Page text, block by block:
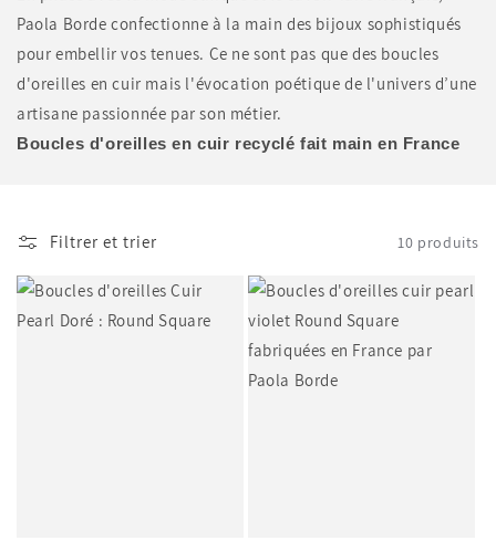
e
c
t
:
Paola Borde confectionne à la main des bijoux sophistiqués
pour embellir vos tenues. Ce ne sont pas que des boucles
d'oreilles en cuir mais l'évocation poétique de l'univers d’une
artisane passionnée par son métier.
Boucles d'oreilles en cuir recyclé fait main en France
Filtrer et trier 10 produits